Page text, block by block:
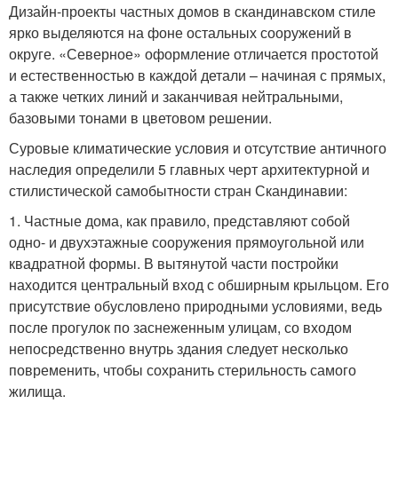
Дизайн-проекты частных домов в скандинавском стиле
ярко выделяются на фоне остальных сооружений в
округе. «Северное» оформление отличается простотой
и естественностью в каждой детали – начиная с прямых,
а также четких линий и заканчивая нейтральными,
базовыми тонами в цветовом решении.
Суровые климатические условия и отсутствие античного
наследия определили 5 главных черт архитектурной и
стилистической самобытности стран Скандинавии:
1. Частные дома, как правило, представляют собой
одно- и двухэтажные сооружения прямоугольной или
квадратной формы. В вытянутой части постройки
находится центральный вход с обширным крыльцом. Его
присутствие обусловлено природными условиями, ведь
после прогулок по заснеженным улицам, со входом
непосредственно внутрь здания следует несколько
повременить, чтобы сохранить стерильность самого
жилища.